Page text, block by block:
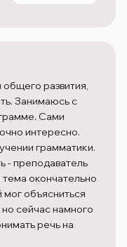
развития,
Занимаюсь с
Сами
интересно.
грамматики.
- преподаватель
тема окончательно
мог объясниться
сейчас намного
речь на